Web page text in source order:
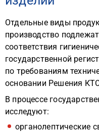
Отдельные виды
производство
соответствия
государственной
по требованиям
основании Решения
В процессе
исследуют:
органолептические